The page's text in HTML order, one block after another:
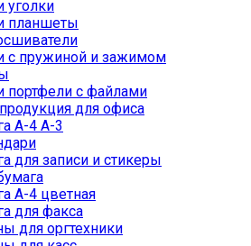
уголки
планшеты
с пружиной и зажимом
портфели с файлами
для офиса
А-4 А-3
для записи и стикеры
А-4 цветная
для факса
для оргтехники